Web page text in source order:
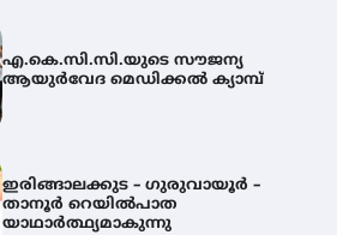
എ.കെ.സി.സി.യുടെ സൗജന്യ
ആയുർവേദ മെഡിക്കൽ ക്യാമ്പ്
ഇരിങ്ങാലക്കുട – ഗുരുവായൂർ –
താനൂർ റെയിൽപാത
യാഥാർത്ഥ്യമാകുന്നു